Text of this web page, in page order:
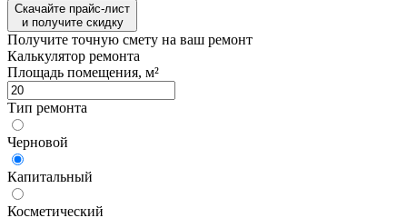
Скачайте прайс-лист
и получите скидку
Получите точную смету на ваш ремонт
Калькулятор ремонта
Площадь помещения, м²
Тип ремонта
Черновой
Капитальный
Косметический